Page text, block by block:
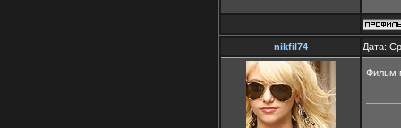
nikfil74 Дата:
Фильм